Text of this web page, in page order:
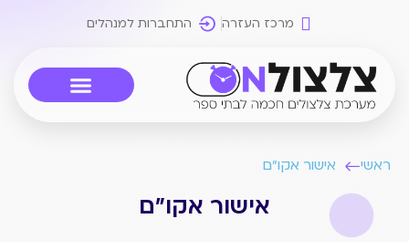
מרכז העזרה התחברות למנהלים
ראשי אישור אקו"ם
אישור אקו"ם